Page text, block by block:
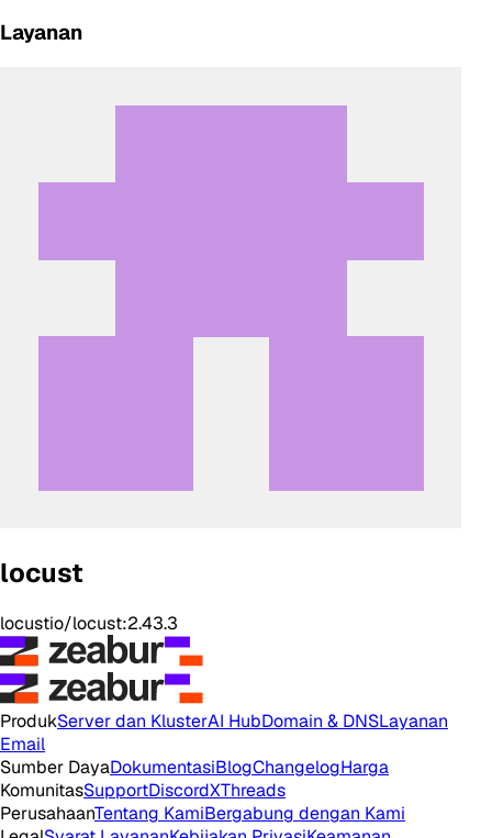
Layanan
locust
locustio/locust:2.43.3
ProdukServer dan KlusterAI HubDomain & DNSLayanan
Email
Sumber DayaDokumentasiBlogChangelogHarga
KomunitasSupportDiscordXThreads
PerusahaanTentang KamiBergabung dengan Kami